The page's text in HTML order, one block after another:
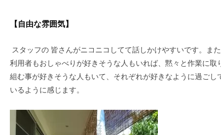
【自由な雰囲気】
スタッフの 皆さんがニコニコしてて話しかけやすいです。ま
利用者もおしゃべりが好きそうな人もいれば、黙々と作業に取
組む事が好きそうな人もいて、それぞれが好きなように過ごし
いるように感じます。